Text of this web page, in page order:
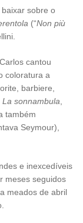
sobre o
(“Non più
cantou
coloratura a
barbiere,
La sonnambula,
também
Seymour),
e inexcedíveis
meses seguidos
meados de abril